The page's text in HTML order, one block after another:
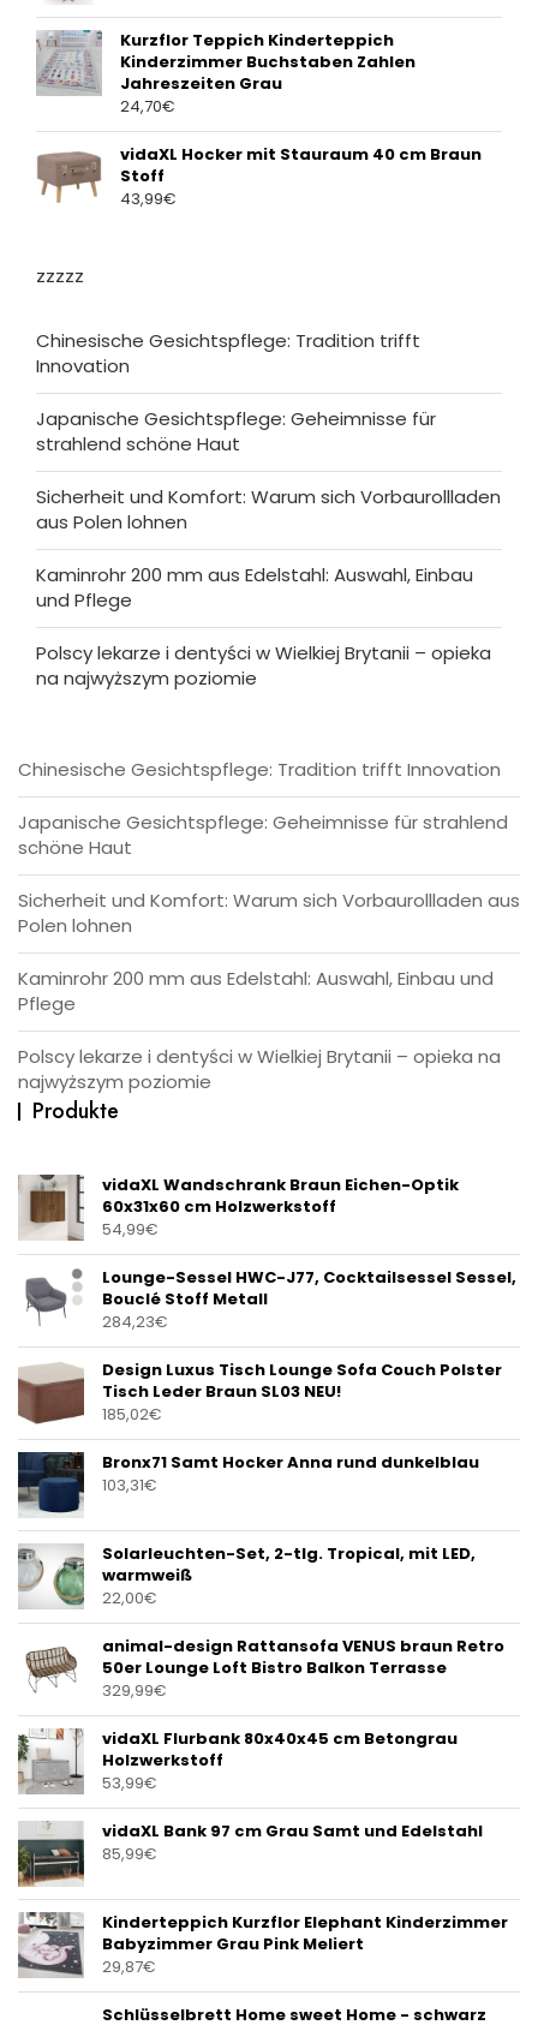
Kurzflor Teppich Kinderteppich
Kinderzimmer Buchstaben Zahlen
Jahreszeiten Grau
24,70€
vidaXL Hocker mit Stauraum 40 cm Braun
Stoff
43,99€
zzzzz
Chinesische Gesichtspflege: Tradition trifft
Innovation
Japanische Gesichtspflege: Geheimnisse für
strahlend schöne Haut
Sicherheit und Komfort: Warum sich Vorbaurollladen
aus Polen lohnen
Kaminrohr 200 mm aus Edelstahl: Auswahl, Einbau
und Pflege
Polscy lekarze i dentyści w Wielkiej Brytanii – opieka
na najwyższym poziomie
Chinesische Gesichtspflege: Tradition trifft Innovation
Japanische Gesichtspflege: Geheimnisse für strahlend
schöne Haut
Sicherheit und Komfort: Warum sich Vorbaurollladen aus
Polen lohnen
Kaminrohr 200 mm aus Edelstahl: Auswahl, Einbau und
Pflege
Polscy lekarze i dentyści w Wielkiej Brytanii – opieka na
najwyższym poziomie
Produkte
vidaXL Wandschrank Braun Eichen-Optik
60x31x60 cm Holzwerkstoff
54,99€
Lounge-Sessel HWC-J77, Cocktailsessel Sessel,
Bouclé Stoff Metall
284,23€
Design Luxus Tisch Lounge Sofa Couch Polster
Tisch Leder Braun SL03 NEU!
185,02€
Bronx71 Samt Hocker Anna rund dunkelblau
103,31€
Solarleuchten-Set, 2-tlg. Tropical, mit LED,
warmweiß
22,00€
animal-design Rattansofa VENUS braun Retro
50er Lounge Loft Bistro Balkon Terrasse
329,99€
vidaXL Flurbank 80x40x45 cm Betongrau
Holzwerkstoff
53,99€
vidaXL Bank 97 cm Grau Samt und Edelstahl
85,99€
Kinderteppich Kurzflor Elephant Kinderzimmer
Babyzimmer Grau Pink Meliert
29,87€
Schlüsselbrett Home sweet Home - schwarz